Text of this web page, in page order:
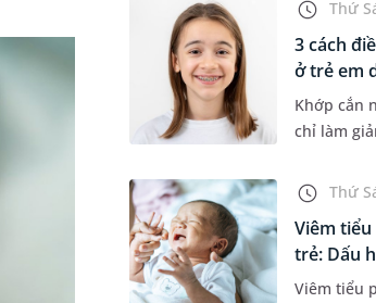
những hồ
Thứ
3 cách
ở trẻ em
Khớp cắn
chỉ làm
đối của
phục sớm
Thứ
Viêm
trẻ: Dấu
Viêm tiểu